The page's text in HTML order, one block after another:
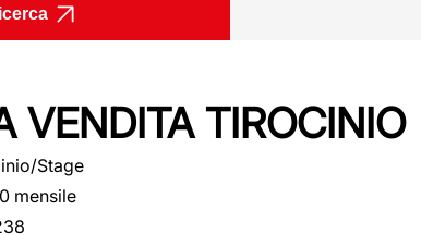
VENDITA TIROCINIO
Stage
mensile